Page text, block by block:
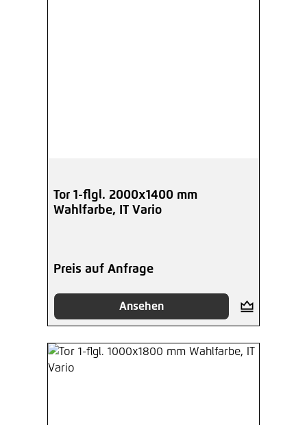
Tor 1-flgl. 2000x1400 mm
Wahlfarbe, IT Vario
Preis auf Anfrage
Ansehen